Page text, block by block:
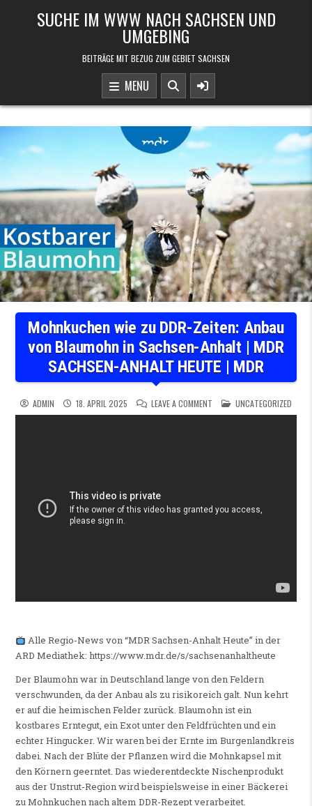
SUCHE IM WWW NACH SACHSEN UND
UMGEBING
BEITRÄGE MIT BEZUG ZUM GEBIET SACHSEN
MENU
Mohnkuchen wie zu DDR-Zeiten: Anbau
von Blaumohn in Sachsen-Anhalt | MDR
SACHSEN-ANHALT HEUTE | MDR
ADMIN 18. APRIL 2025 LEAVE A COMMENT ON MOHNKUCHEN WIE ZU
POSTED IN
UNCATEGORIZED
Alle Regio-News von “MDR Sachsen-Anhalt Heute” in der
ARD Mediathek: https://www.mdr.de/s/sachsenanhaltheute
Der Blaumohn war in Deutschland lange von den Feldern
verschwunden, da der Anbau als zu risikoreich galt. Nun kehrt
er auf die heimischen Felder zurück. Blaumohn ist ein
kostbares Erntegut, ein Exot unter den Feldfrüchten und ein
echter Hingucker. Wir waren bei der Ernte im Burgenlandkreis
dabei. Nach der Blüte der Pflanzen wird die Mohnkapsel mit
den Körnern geerntet. Das wiederentdeckte Nischenprodukt
aus der Unstrut-Region wird beispielsweise in einer Bäckerei
zu Mohnkuchen nach altem DDR-Rezept verarbeitet.